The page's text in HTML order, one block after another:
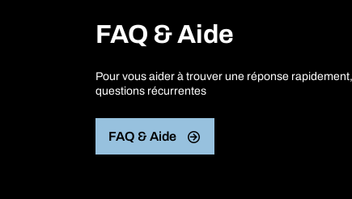
FAQ & Aide
Pour vous aider à trouver une réponse
questions récurrentes
FAQ & Aide